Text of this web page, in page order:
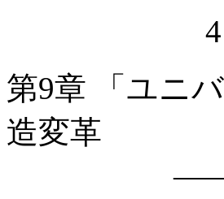
4 定員
第9章 「ユニ
造変革
—— 独自